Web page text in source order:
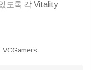
도록 각 Vitality
VCGamers